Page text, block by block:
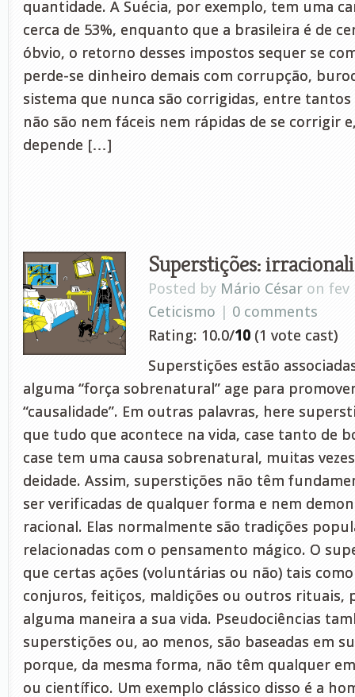
quantidade. A Suécia, por exemplo, tem uma
cerca de 53%, enquanto que a brasileira é de
óbvio, o retorno desses impostos sequer se
perde-se dinheiro demais com corrupção,
sistema que nunca são corrigidas, entre tantos
não são nem fáceis nem rápidas de se corrigir
depende […]
Superstições:
Posted by Mário César on fev
Ceticismo | 0 comments
Rating: 10.0/10 (1 vote cast)
Superstições estão
alguma “força sobrenatural” age para
“causalidade”. Em outras palavras, here
que tudo que acontece na vida, case tanto de
case tem uma causa sobrenatural, muitas
deidade. Assim, superstições não têm
ser verificadas de qualquer forma e nem
racional. Elas normalmente são tradições
relacionadas com o pensamento mágico. O
que certas ações (voluntárias ou não) tais
conjuros, feitiços, maldições ou outros rituais,
alguma maneira a sua vida. Pseudociências
superstições ou, ao menos, são baseadas em
porque, da mesma forma, não têm qualquer
ou científico. Um exemplo clássico disso é a